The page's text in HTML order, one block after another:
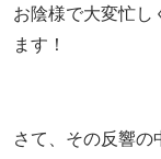
お陰様で大変忙し
ます！
さて、その反響の